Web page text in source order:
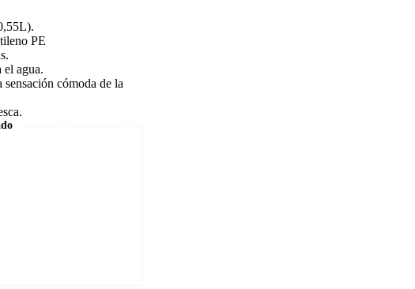
PE
el agua.
cómoda de la